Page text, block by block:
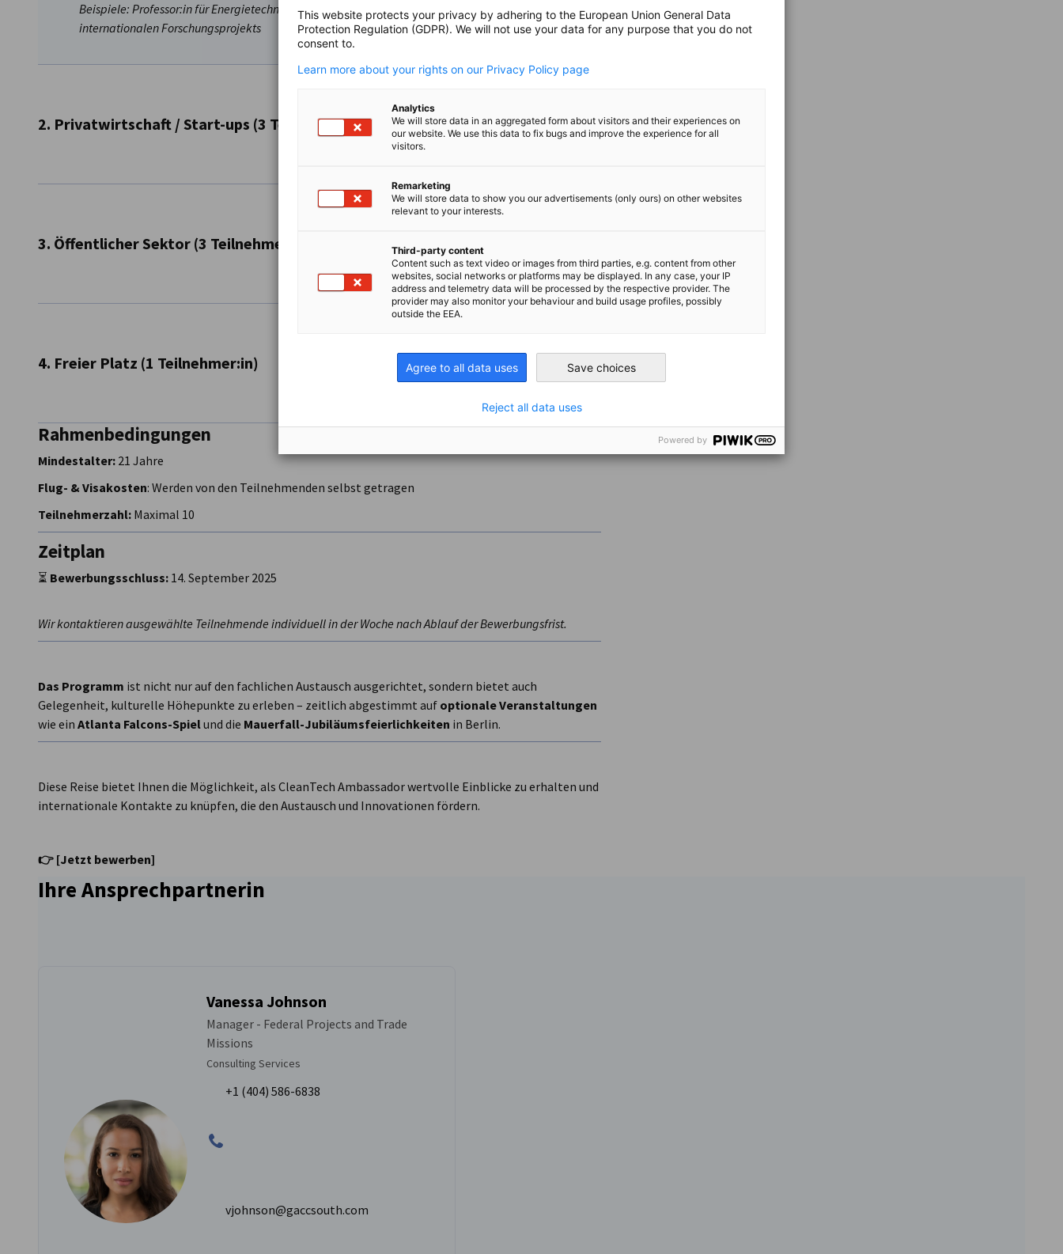
Beispiele: Professor:in für Energietechnik, Postdoc in der Wasserstoffforschung, Projektleiter:in eines
internationalen Forschungsprojekts
2. Privatwirtschaft / Start-ups (3 Teilnehmende)
Führungskraft, Gründer:in oder Spezialist:in im Clean-Tech-Bereich
Erfahrung in Technologieentwicklung oder -anwendung
Beispiele: CTO eines Wasserstoff-Start-ups, Business Development Manager im Clean-Tech-Bereich,
3. Öffentlicher Sektor (3 Teilnehmende)
Vertreter:innen aus Ministerien, Behörden oder Energie-/Technologieinstitutionen
Beispiele: Berater:in für Wasserstoffstrategie, Vertreter:in einer Energieagentur, Diplomat:in mit Fokus
4. Freier Platz (1 Teilnehmer:in)
Vertreter:in einer NGO, Medienfachkraft, internationale:r Partner:in oder aus dem
Starke Kommunikationsfähigkeiten & Interesse an Clean-Tech-Themen
Rahmenbedingungen
Mindestalter: 21 Jahre
Flug- & Visakosten: Werden von den Teilnehmenden selbst getragen
Teilnehmerzahl: Maximal 10
Zeitplan
⏳ Bewerbungsschluss: 14. September 2025
Wir kontaktieren ausgewählte Teilnehmende individuell in der Woche nach Ablauf der Bewerbungsfrist.
Das Programm ist nicht nur auf den fachlichen Austausch ausgerichtet, sondern bietet auch
Gelegenheit, kulturelle Höhepunkte zu erleben – zeitlich abgestimmt auf optionale Veranstaltungen
wie ein Atlanta Falcons-Spielund die Mauerfall-Jubiläumsfeierlichkeiten in Berlin.
Diese Reise bietet Ihnen die Möglichkeit, als CleanTech Ambassador wertvolle Einblicke zu erhalten und
internationale Kontakte zu knüpfen, die den Austausch und Innovationen fördern.
👉 [Jetzt bewerben]
Ihre Ansprechpartnerin
Vanessa Johnson
Manager - Federal Projects and Trade
Missions
Consulting Services
+1 (404) 586-6838
vjohnson@gaccsouth.com
This website protects your privacy by adhering to the European Union General Data
Protection Regulation (GDPR). We will not use your data for any purpose that you do not
consent to.
Learn more about your rights on our Privacy Policy page
Analytics
We will store data in an aggregated form about visitors and their experiences on
our website. We use this data to fix bugs and improve the experience for all
visitors.
Remarketing
We will store data to show you our advertisements (only ours) on other websites
relevant to your interests.
Third-party content
Content such as text video or images from third parties, e.g. content from other
websites, social networks or platforms may be displayed. In any case, your IP
address and telemetry data will be processed by the respective provider. The
provider may also monitor your behaviour and build usage profiles, possibly
outside the EEA.
Agree to all data uses Save choices
Reject all data uses
Powered by